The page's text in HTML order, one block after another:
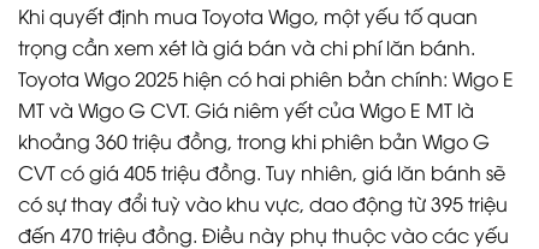
Khi quyết định mua Toyota Wigo, một yếu tố quan
trọng cần xem xét là giá bán và chi phí lăn bánh.
Toyota Wigo 2025 hiện có hai phiên bản chính: Wigo E
MT và Wigo G CVT. Giá niêm yết của Wigo E MT là
khoảng 360 triệu đồng, trong khi phiên bản Wigo G
CVT có giá 405 triệu đồng. Tuy nhiên, giá lăn bánh sẽ
có sự thay đổi tuỳ vào khu vực, dao động từ 395 triệu
đến 470 triệu đồng. Điều này phụ thuộc vào các yếu